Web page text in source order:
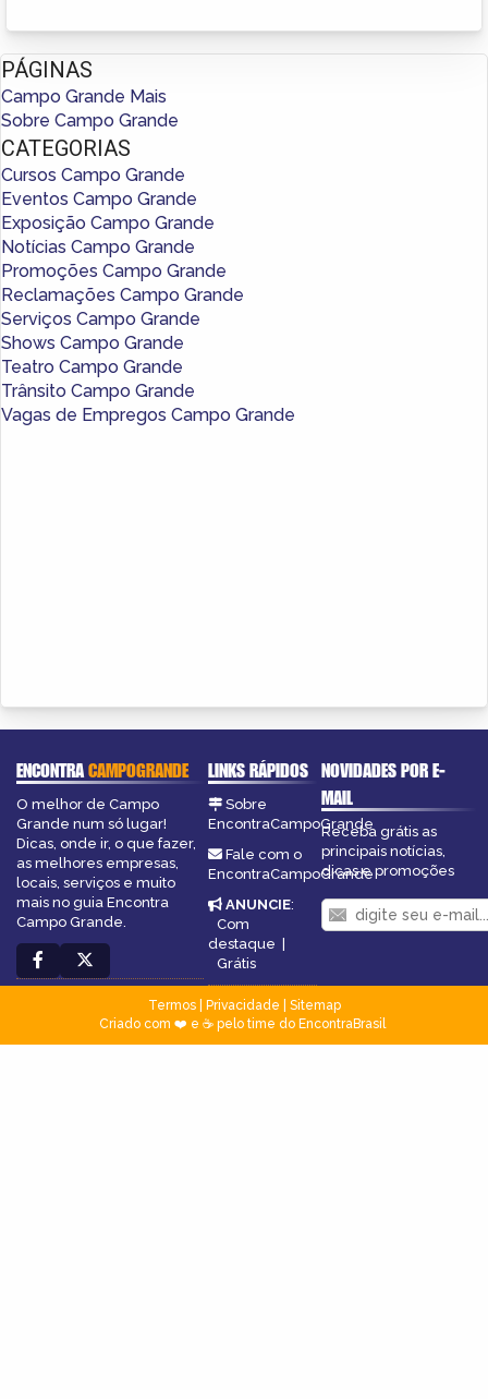
PÁGINAS
Campo Grande Mais
Sobre Campo Grande
CATEGORIAS
Cursos Campo Grande
Eventos Campo Grande
Exposição Campo Grande
Notícias Campo Grande
Promoções Campo Grande
Reclamações Campo Grande
Serviços Campo Grande
Shows Campo Grande
Teatro Campo Grande
Trânsito Campo Grande
Vagas de Empregos Campo Grande
ENCONTRACAMPOGRANDE
O melhor de Campo
Grande num só lugar!
Dicas, onde ir, o que fazer,
as melhores empresas,
locais, serviços e muito
mais no guia Encontra
Campo Grande.
LINKS RÁPIDOS
Sobre
EncontraCampoGrande
Fale com o
EncontraCampoGrande
ANUNCIE:
Com
destaque |
Grátis
NOVIDADES POR E-
MAIL
Receba grátis as
principais notícias,
dicas e promoções
Termos| Privacidade
Sitemap
Criado com ❤️ e ☕ pelo time do EncontraBrasil